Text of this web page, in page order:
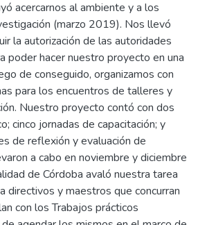
acercarnos al ambiente y a los
(marzo 2019). Nos llevó
la autorización de las autoridades
poder hacer nuestro proyecto en una
de conseguido, organizamos con
para los encuentros de talleres y
Nuestro proyecto contó con dos
cinco jornadas de capacitación; y
de reflexión y evaluación de
a cabo en noviembre y diciembre
de Córdoba avaló nuestra tarea
directivos y maestros que concurran
con los Trabajos prácticos